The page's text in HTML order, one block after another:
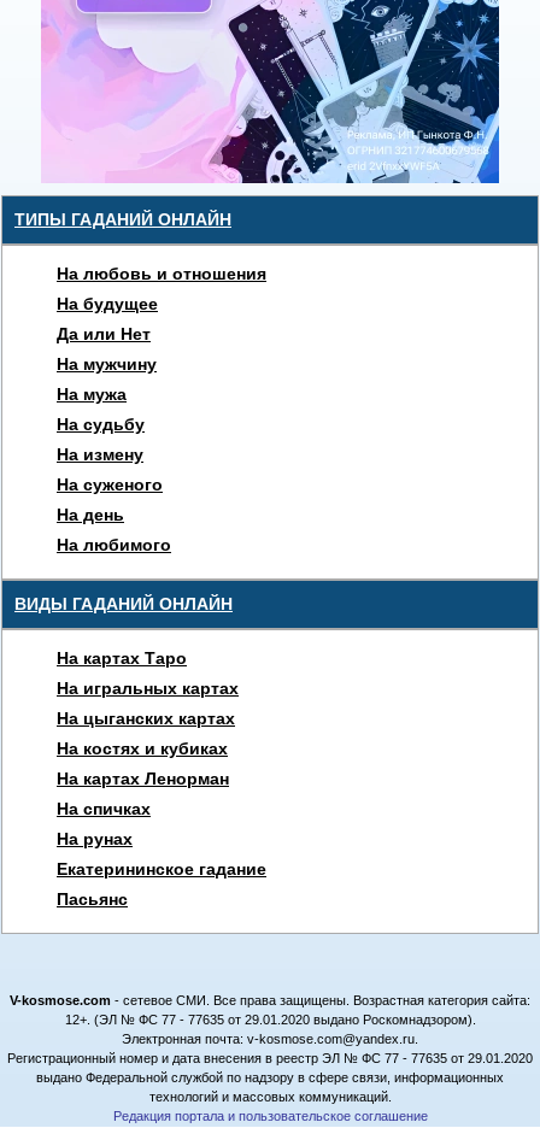
ТИПЫ ГАДАНИЙ ОНЛАЙН
На любовь и отношения
На будущее
Да или Нет
На мужчину
На мужа
На судьбу
На измену
На суженого
На день
На любимого
ВИДЫ ГАДАНИЙ ОНЛАЙН
На картах Таро
На игральных картах
На цыганских картах
На костях и кубиках
На картах Ленорман
На спичках
На рунах
Екатерининское гадание
Пасьянс
V-kosmose.com - сетевое СМИ. Все права защищены. Возрастная категория сайта:
12+. (ЭЛ № ФС 77 - 77635 от 29.01.2020 выдано Роскомнадзором).
Электронная почта: v-kosmose.com@yandex.ru.
Регистрационный номер и дата внесения в реестр ЭЛ № ФС 77 - 77635 от 29.01.2020
выдано Федеральной службой по надзору в сфере связи, информационных
технологий и массовых коммуникаций.
Редакция портала и пользовательское соглашение